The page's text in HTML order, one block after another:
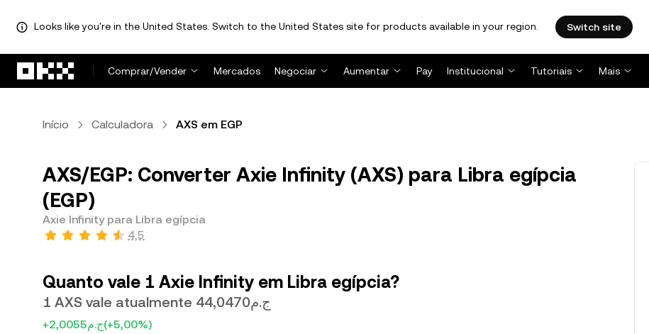
Looks like you're in the United States. Switch to the United States site for products available in your region. Switch site
Comprar/Vender
Mercados Negociar Aumentar Pay Institucional Tutoriais Mais
Início Calculadora AXS em EGP
AXS/EGP: Converter Axie Infinity (AXS) para Libra egípcia
(EGP)
Axie Infinity para Libra egípcia
4,5
Quanto vale 1 Axie Infinity em Libra egípcia?
1 AXS vale atualmente ج.م44,0470
+ج.م2,0055(+5,00%)